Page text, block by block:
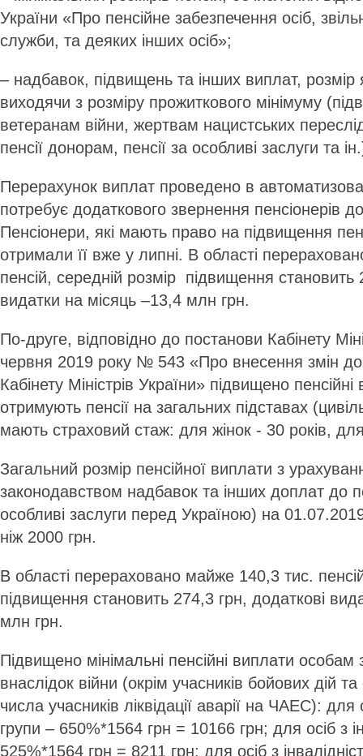
України «Про пенсійне забезпечення осіб,
служби, та деяких інших осіб»;
– надбавок, підвищень та інших виплат, розмір
виходячи з розміру прожиткового мінімуму
ветеранам війни, жертвам нацистських
пенсії донорам, пенсії за особливі заслуги та
Перерахунок виплат проведено в
потребує додаткового звернення пенсіонерів
Пенсіонери, які мають право на підвищення
отримали її вже у липні. В області
пенсій, середній розмір підвищення становить
видатки на місяць –13,4 млн грн.
По-друге, відповідно до постанови Кабінету
червня 2019 року № 543 «Про внесення змін
Кабінету Міністрів України» підвищено
отримують пенсії на загальних підставах
мають страховий стаж: для жінок - 30 років, для
Загальний розмір пенсійної виплати з
законодавством надбавок та інших доплат до
особливі заслуги перед Україною) на
ніж 2000 грн.
В області перераховано майже 140,3 тис.
підвищення становить 274,3 грн, додаткові
млн грн.
Підвищено мінімальні пенсійні виплати особам
внаслідок війни (окрім учасників бойових дій та
числа учасників ліквідації аварії на ЧАЕС): для
групи – 650%*1564 грн = 10166 грн; для осіб з
525%*1564 грн = 8211 грн; для осіб з